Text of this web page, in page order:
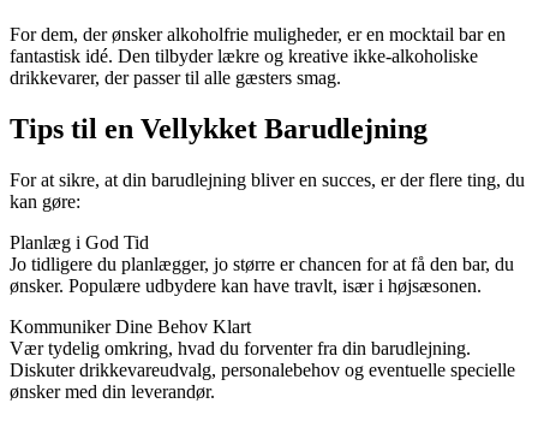
For dem, der ønsker alkoholfrie muligheder, er en mocktail bar en
fantastisk idé. Den tilbyder lækre og kreative ikke-alkoholiske
drikkevarer, der passer til alle gæsters smag.
Tips til en Vellykket Barudlejning
For at sikre, at din barudlejning bliver en succes, er der flere ting, du
kan gøre:
Planlæg i God Tid
Jo tidligere du planlægger, jo større er chancen for at få den bar, du
ønsker. Populære udbydere kan have travlt, især i højsæsonen.
Kommuniker Dine Behov Klart
Vær tydelig omkring, hvad du forventer fra din barudlejning.
Diskuter drikkevareudvalg, personalebehov og eventuelle specielle
ønsker med din leverandør.